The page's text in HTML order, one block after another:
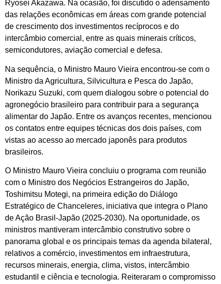
Ryosei Akazawa. Na ocasião, foi discutido o adensamento
das relações econômicas em áreas com grande potencial
de crescimento dos investimentos recíprocos e do
intercâmbio comercial, entre as quais minerais críticos,
semicondutores, aviação comercial e defesa.
Na sequência, o Ministro Mauro Vieira encontrou-se com o
Ministro da Agricultura, Silvicultura e Pesca do Japão,
Norikazu Suzuki, com quem dialogou sobre o potencial do
agronegócio brasileiro para contribuir para a segurança
alimentar do Japão. Entre os avanços recentes, mencionou
os contatos entre equipes técnicas dos dois países, com
vistas ao acesso ao mercado japonês para produtos
brasileiros.
O Ministro Mauro Vieira concluiu o programa com reunião
com o Ministro dos Negócios Estrangeiros do Japão,
Toshimitsu Motegi, na primeira edição do Diálogo
Estratégico de Chanceleres, iniciativa que integra o Plano
de Ação Brasil-Japão (2025-2030). Na oportunidade, os
ministros mantiveram intercâmbio construtivo sobre o
panorama global e os principais temas da agenda bilateral,
relativos a comércio, investimentos em infraestrutura,
recursos minerais, energia, clima, vistos, intercâmbio
estudantil e ciência e tecnologia. Reiteraram o compromisso